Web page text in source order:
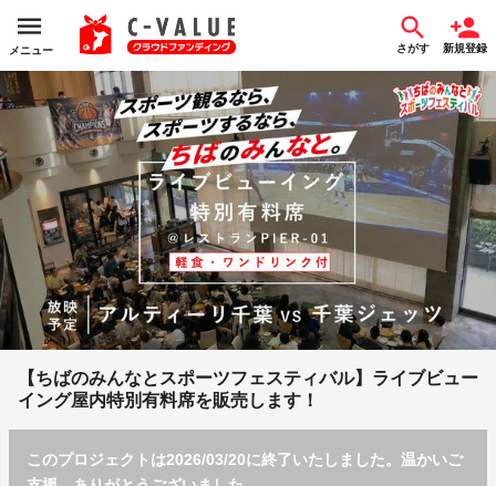
メニュー さがす 新規登録
【ちばのみんなとスポーツフェスティバル】ライブビュー
イング屋内特別有料席を販売します！
このプロジェクトは2026/03/20に終了いたしました。温かいご